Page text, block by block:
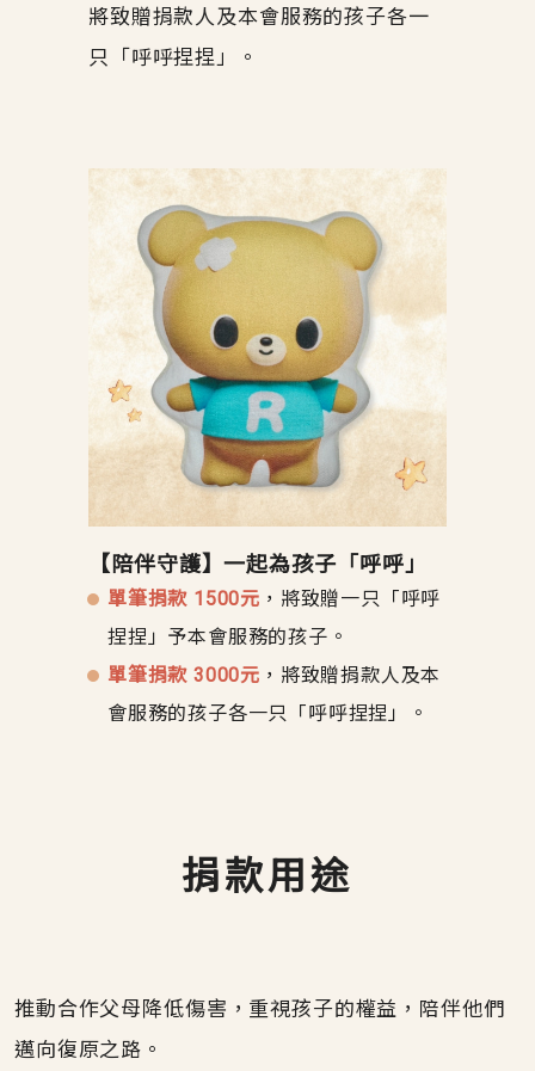
將致贈捐款人及本會服務的孩子各一
只「呼呼捏捏」。
【陪伴守護】一起為孩子「呼呼」
單筆捐款 1500元 ，將致贈一只「呼呼
捏捏」予本會服務的孩子。
單筆捐款 3000元 ，將致贈捐款人及本
會服務的孩子各一只「呼呼捏捏」。
捐款用途
推動合作父母降低傷害，重視孩子的權益，陪伴他們
邁向復原之路。